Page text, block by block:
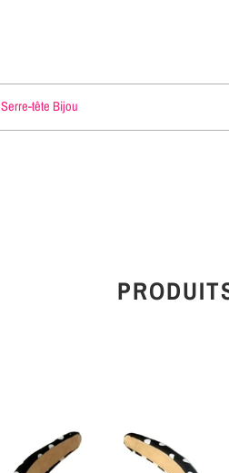
Serre-tête Bijou